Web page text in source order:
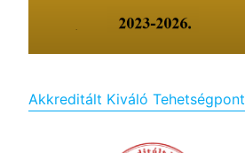
Akkreditált Kiváló Tehetségpont